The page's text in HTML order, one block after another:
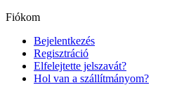
Fiókom
Bejelentkezés
Regisztráció
Elfelejtette jelszavát?
Hol van a szállítmányom?